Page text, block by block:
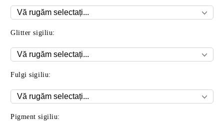
Glitter sigiliu:
Fulgi sigiliu:
Pigment sigiliu: